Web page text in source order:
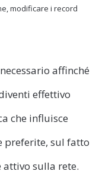
modificare i record
affinché
effettivo
che influisce
preferite, sul fatto
sulla rete.